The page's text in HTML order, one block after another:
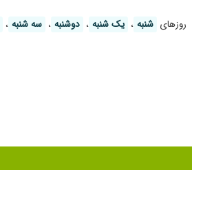
روز‌های شنبه ، یک شنبه ، دوشنبه ، سه شنبه ،